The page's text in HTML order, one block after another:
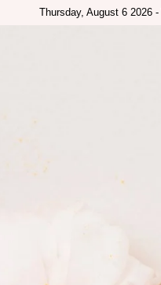
Thursday, August 6 2026 -